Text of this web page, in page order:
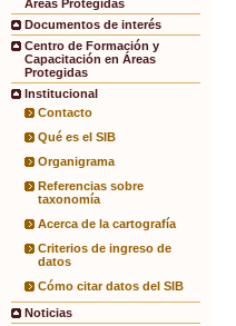
Áreas Protegidas
Documentos de interés
Centro de Formación y
Capacitación en Áreas
Protegidas
Institucional
Contacto
Qué es el SIB
Organigrama
Referencias sobre
taxonomía
Acerca de la cartografía
Criterios de ingreso de
datos
Cómo citar datos del SIB
Noticias